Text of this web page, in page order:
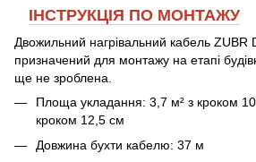
ІНСТРУКЦІЯ ПО МОНТАЖУ
Двожильний нагрівальний кабель ZUBR
призначений для монтажу на етапі
ще не зроблена.
Площа укладання: 3,7 м² з кроком
кроком 12,5 см
Довжина бухти кабелю: 37 м